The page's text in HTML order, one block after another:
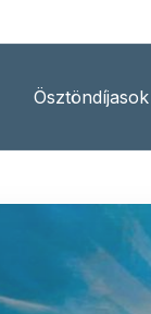
Ösztöndíjasok